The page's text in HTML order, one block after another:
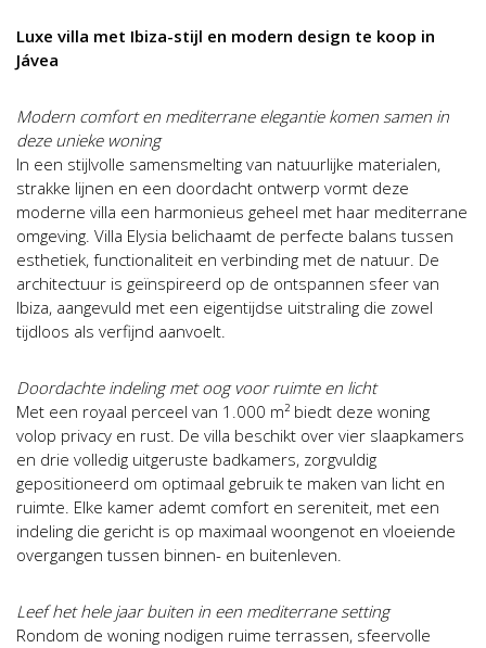
Luxe villa met Ibiza-stijl en modern design te koop in
Jávea
Modern comfort en mediterrane elegantie komen samen in
deze unieke woning
In een stijlvolle samensmelting van natuurlijke materialen,
strakke lijnen en een doordacht ontwerp vormt deze
moderne villa een harmonieus geheel met haar mediterrane
omgeving. Villa Elysia belichaamt de perfecte balans tussen
esthetiek, functionaliteit en verbinding met de natuur. De
architectuur is geïnspireerd op de ontspannen sfeer van
Ibiza, aangevuld met een eigentijdse uitstraling die zowel
tijdloos als verfijnd aanvoelt.
Doordachte indeling met oog voor ruimte en licht
Met een royaal perceel van 1.000 m² biedt deze woning
volop privacy en rust. De villa beschikt over vier slaapkamers
en drie volledig uitgeruste badkamers, zorgvuldig
gepositioneerd om optimaal gebruik te maken van licht en
ruimte. Elke kamer ademt comfort en sereniteit, met een
indeling die gericht is op maximaal woongenot en vloeiende
overgangen tussen binnen- en buitenleven.
Leef het hele jaar buiten in een mediterrane setting
Rondom de woning nodigen ruime terrassen, sfeervolle